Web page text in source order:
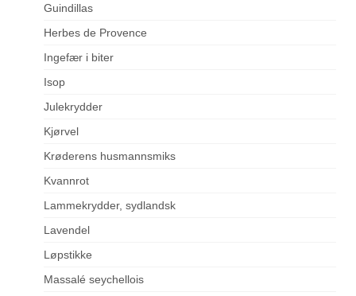
Guindillas
Herbes de Provence
Ingefær i biter
Isop
Julekrydder
Kjørvel
Krøderens husmannsmiks
Kvannrot
Lammekrydder, sydlandsk
Lavendel
Løpstikke
Massalé seychellois